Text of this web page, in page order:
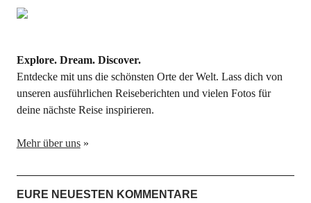
Explore. Dream. Discover.
Entdecke mit uns die schönsten Orte der Welt. Lass dich von
unseren ausführlichen Reiseberichten und vielen Fotos für
deine nächste Reise inspirieren.
Mehr über uns»
EURE NEUESTEN KOMMENTARE